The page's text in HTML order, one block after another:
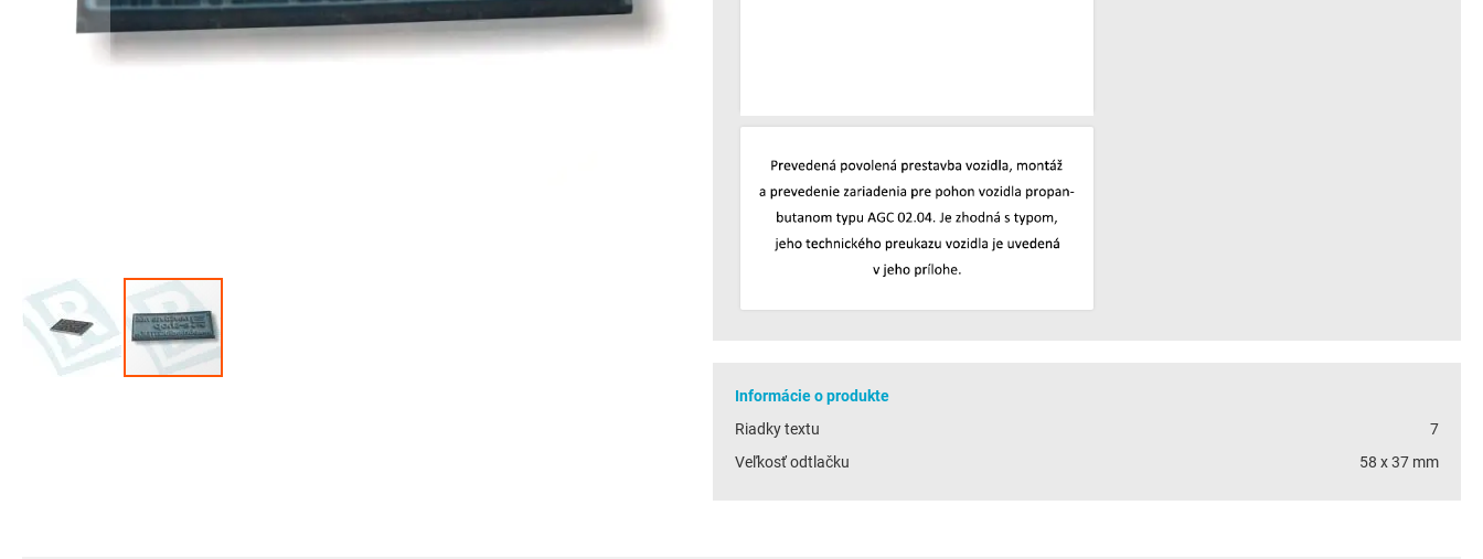
Informácie o produkte
Riadky textu
7
Veľkosť odtlačku
58 x 37 mm